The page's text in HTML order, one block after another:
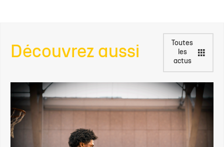
Découvrez aussi
Toutes
les
actus